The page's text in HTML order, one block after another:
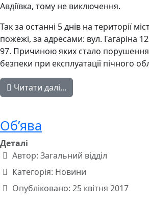
Авдіївка, тому не виключення.
Так за останні 5 днів на території
пожежі, за адресами: вул. Гагаріна
97. Причиною яких стало
безпеки при експлуатації пічного
Читати далі...
Об’ява
Деталі
Автор: Загальний відділ
Категорія: Новини
Опубліковано: 25 квітня 2017